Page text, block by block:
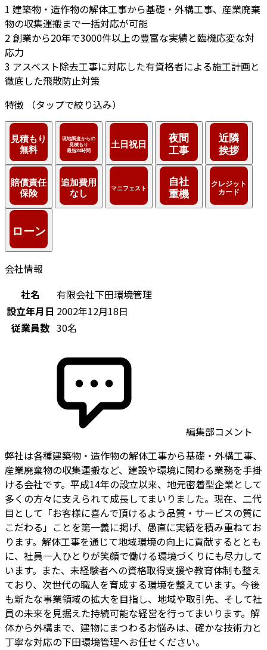
1 建築物・造作物の解体工事から基礎・外構工事、産業廃棄
物の収集運搬まで一括対応が可能
2 創業から20年で3000件以上の豊富な実績と臨機応変な対
応力
3 アスベスト除去工事に対応した有資格者による施工計画と
徹底した飛散防止対策
特徴
（タップで絞り込み）
会社情報
社名
有限会社下田環境管理
設立年月日 2002年12月18日
従業員数 30名
編集部コメント
弊社は各種建築物・造作物の解体工事から基礎・外構工事、
産業廃棄物の収集運搬など、建設や環境に関わる業務を手掛
ける会社です。平成14年の設立以来、地元密着型企業として
多くの方々に支えられて成長してまいりました。現在、二代
目として「お客様に喜んで頂けるよう品質・サービスの質に
こだわる」ことを第一義に掲げ、愚直に実績を積み重ねてお
ります。解体工事を通じて地域環境の向上に貢献するととも
に、社員一人ひとりが笑顔で働ける環境づくりにも尽力して
います。また、未経験者への資格取得支援や教育体制も整え
ており、次世代の職人を育成する環境を整えています。今後
も新たな事業領域の拡大を目指し、地域や取引先、そして社
員の未来を見据えた持続可能な経営を行ってまいります。解
体から外構まで、建物にまつわるお悩みは、確かな技術力と
丁寧な対応の下田環境管理へお任せください。